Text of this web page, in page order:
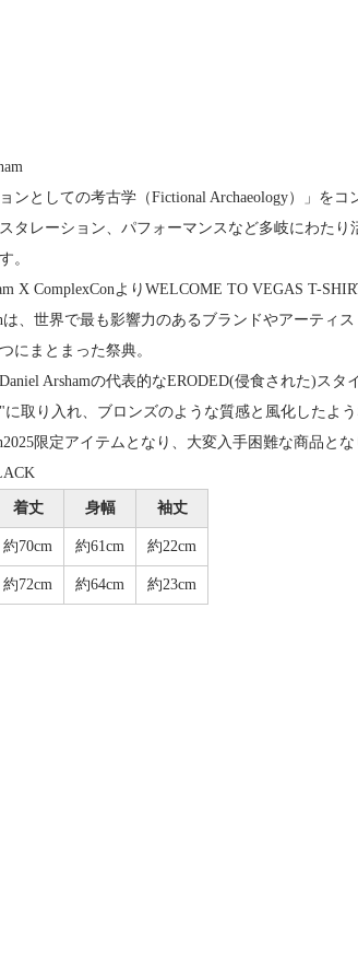
ョンとしての考古学（Fictional Archaeology）」を
タレーション、パフォーマンスなど多岐にわた
。
X ComplexConよりWELCOME TO VEGAS T-
は、世界で最も影響力のあるブランドやアーティ
にまとまった祭典。
Arshamの代表的なERODED(侵食された)ス
取り入れ、ブロンズのような質感と風化したよう
限定アイテムとなり、大変入手困難な商品と
着丈 身幅 袖丈
約70cm 約61cm 約22cm
約72cm 約64cm 約23cm